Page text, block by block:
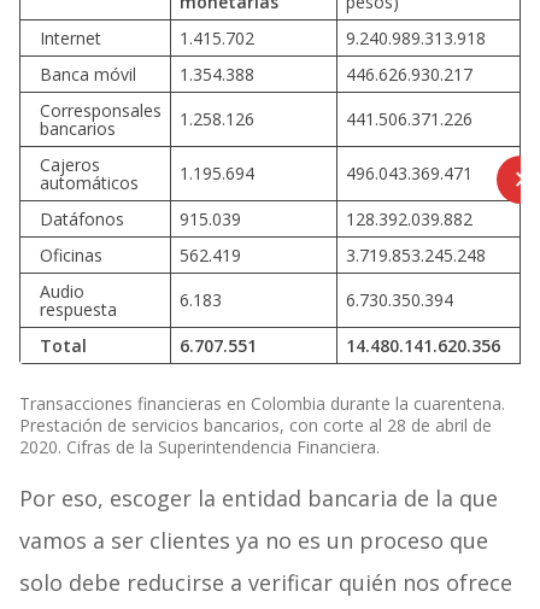
Internet
1.415.702
9.240.989.313.918
Banca móvil
1.354.388
446.626.930.217
Corresponsales
bancarios 1.258.126
441.506.371.226
Cajeros
automáticos 1.195.694
496.043.369.471
Datáfonos
915.039
128.392.039.882
Oficinas
562.419
3.719.853.245.248
Audio
respuesta 6.183
6.730.350.394
Total
6.707.551 14.480.141.620.356
Transacciones financieras en Colombia durante la cuarentena.
Prestación de servicios bancarios, con corte al 28 de abril de
2020. Cifras de la Superintendencia Financiera.
Por eso, escoger la entidad bancaria de la que
vamos a ser clientes ya no es un proceso que
solo debe reducirse a verificar quién nos ofrece